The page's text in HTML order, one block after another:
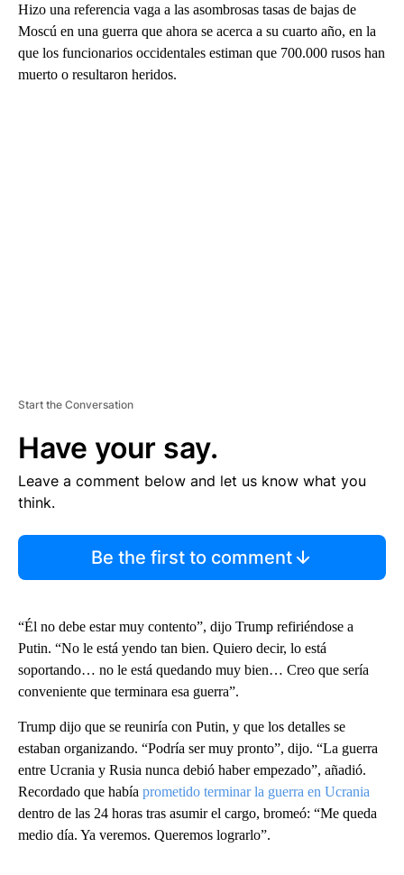
Hizo una referencia vaga a las asombrosas tasas de bajas de
Moscú en una guerra que ahora se acerca a su cuarto año, en la
que los funcionarios occidentales estiman que 700.000 rusos han
muerto o resultaron heridos.
Start the Conversation
Have your say.
Leave a comment below and let us know what you
think.
Be the first to comment
“Él no debe estar muy contento”, dijo Trump refiriéndose a
Putin. “No le está yendo tan bien. Quiero decir, lo está
soportando… no le está quedando muy bien… Creo que sería
conveniente que terminara esa guerra”.
Trump dijo que se reuniría con Putin, y que los detalles se
estaban organizando. “Podría ser muy pronto”, dijo. “La guerra
entre Ucrania y Rusia nunca debió haber empezado”, añadió.
Recordado que había prometido terminar la guerra en Ucrania
dentro de las 24 horas tras asumir el cargo, bromeó: “Me queda
medio día. Ya veremos. Queremos lograrlo”.